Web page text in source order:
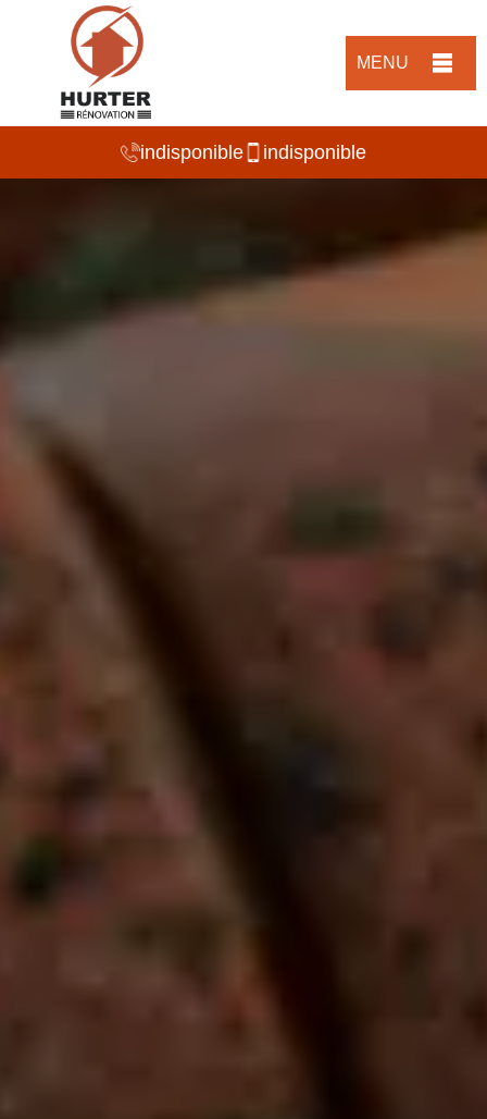
MENU
indisponible indisponible